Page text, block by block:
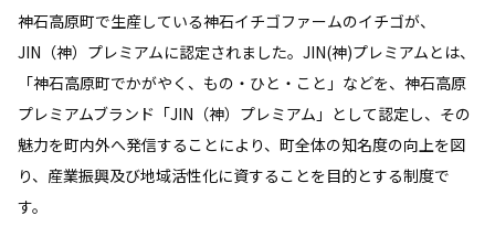
神石高原町で生産している神石イチゴファームのイチゴが、
JIN（神）プレミアムに認定されました。JIN(神)プレミアムとは、
「神石高原町でかがやく、もの・ひと・こと」などを、神石高原
プレミアムブランド「JIN（神）プレミアム」として認定し、その
魅力を町内外へ発信することにより、町全体の知名度の向上を図
り、産業振興及び地域活性化に資することを目的とする制度で
す。